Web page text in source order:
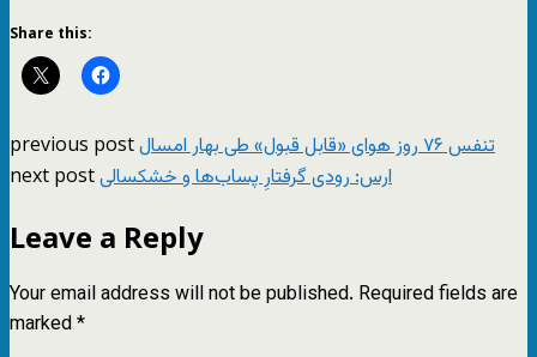
Share this:
previous post تنفس ۷۶ روز هوای «قابل قبول» طی بهار امسال
next postارس: رودی گرفتارِ پساب‌ها و خشکسالی
Leave a Reply
Your email address will not be published. Required fields are
marked*